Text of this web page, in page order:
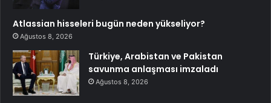
Atlassian hisseleri bugün neden yükseliyor?
Ağustos 8, 2026
Türkiye, Arabistan ve Pakistan
savunma anlaşması imzaladı
Ağustos 8, 2026